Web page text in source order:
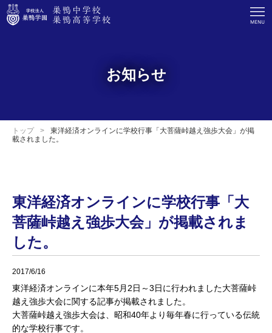
お知らせ
トップ
東洋経済オンラインに学校行事「大菩薩峠越え強歩大会」が掲
載されました。
東洋経済オンラインに学校行事「大
菩薩峠越え強歩大会」が掲載されま
した。
2017/6/16
東洋経済オンラインに本年5月2日～3日に行われました大菩薩峠
越え強歩大会に関する記事が掲載されました。
大菩薩峠越え強歩大会は、昭和40年より毎年春に行っている伝統
的な学校行事です。